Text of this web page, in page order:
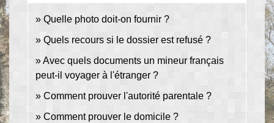
Quelle photo doit-on fournir ?
Quels recours si le dossier est refusé ?
Avec quels documents un mineur français
peut-il voyager à l'étranger ?
Comment prouver l'autorité parentale ?
Comment prouver le domicile ?